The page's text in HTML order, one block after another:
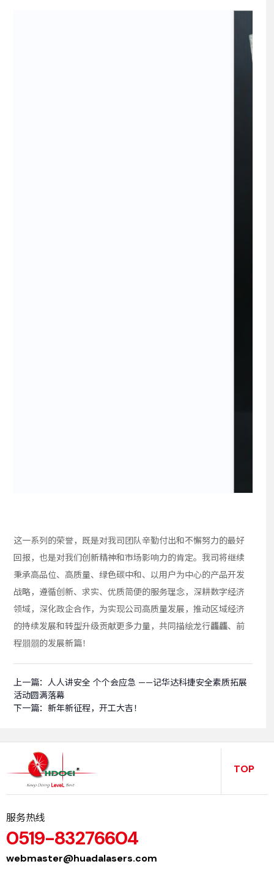
这一系列的荣誉，既是对我司团队辛勤付出和不懈努力的最好
回报，也是对我们创新精神和市场影响力的肯定。我司将继续
秉承高品位、高质量、绿色碳中和、以用户为中心的产品开发
战略，遵循创新、求实、优质简便的服务理念，深耕数字经济
领域，深化政企合作，为实现公司高质量发展，推动区域经济
的持续发展和转型升级贡献更多力量，共同描绘龙行龘龘、前
程朤朤的发展新篇！
上一篇： 人人讲安全 个个会应急 ——记华达科捷安全素质拓展
活动圆满落幕
下一篇： 新年新征程，开工大吉！
TOP
服务热线
0519-83276604
webmaster@huadalasers.com